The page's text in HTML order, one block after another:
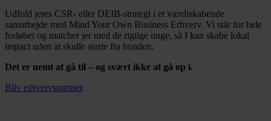
Udfold jeres CSR- eller DEIB-strategi i et værdiskabende
samarbejde med Mind Your Own Business Erhverv. Vi står for hele
forløbet og matcher jer med de rigtige unge, så I kan skabe lokal
impact uden at skulle starte fra bunden.
Det er nemt at gå til – og svært ikke at gå op i.
Bliv erhvervspartner